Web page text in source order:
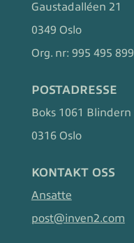
Gaustadalléen 21
0349 Oslo
Org. nr: 995 495 899
POSTADRESSE
Boks 1061 Blindern
0316 Oslo
KONTAKT OSS
Ansatte
post@inven2.com